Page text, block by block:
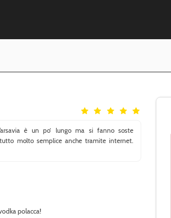
è un po’ lungo ma si fanno soste
molto semplice anche tramite internet.
polacca!